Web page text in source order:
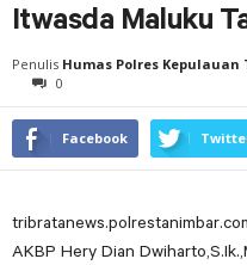
Itwasda Maluku
Penulis Humas Polres Kepulauan
0
Facebook
AKBP Hery Dian